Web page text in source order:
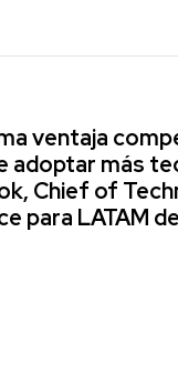
ventaja
adoptar más
Chief of
para LATAM